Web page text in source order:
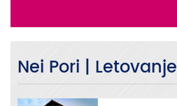
Nei Pori | Letovanje